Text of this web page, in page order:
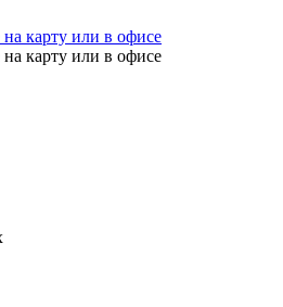
карту или в офисе
карту или в офисе